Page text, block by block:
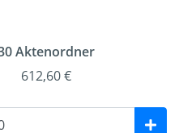
Aktenordner
612,60 €